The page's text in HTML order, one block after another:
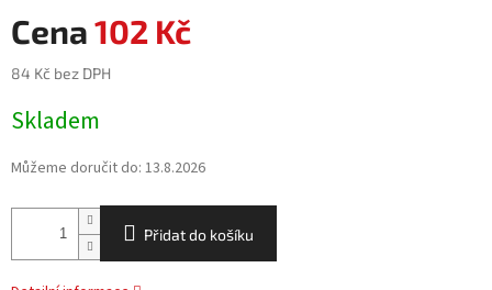
102 Kč
84 Kč bez DPH
cena:
Skladem
Můžeme doručit do: 13.8.2026
Přidat do košíku